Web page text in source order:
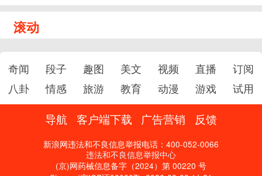
滚动
奇闻 段子 趣图 美文 视频 直播
订阅
八卦
情感 旅游 教育 动漫 游戏 试用
导航 客户端下载 广告营销 反馈
新浪网违法和不良信息举报电话：400-052-0066
违法和不良信息举报中心
(京)网药械信息备字（2024）第 00220 号